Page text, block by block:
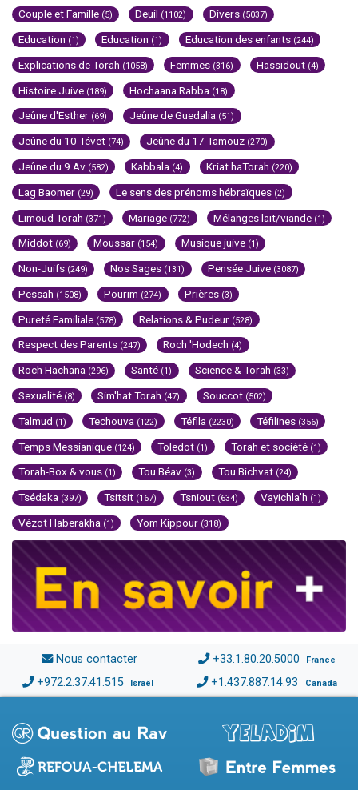
Couple et Famille (5) Deuil (1102) Divers (5037)
Education (1) Education (1) Education des enfants (244)
Explications de Torah (1058) Femmes (316) Hassidout (4)
Histoire Juive (189) Hochaana Rabba (18)
Jeûne d'Esther (69) Jeûne de Guedalia (51)
Jeûne du 10 Tévet (74) Jeûne du 17 Tamouz (270)
Jeûne du 9 Av (582) Kabbala (4) Kriat haTorah (220)
Lag Baomer (29) Le sens des prénoms hébraïques (2)
Limoud Torah (371) Mariage (772) Mélanges lait/viande (1)
Middot (69) Moussar (154) Musique juive (1)
Non-Juifs (249) Nos Sages (131) Pensée Juive (3087)
Pessah (1508) Pourim (274) Prières (3)
Pureté Familiale (578) Relations & Pudeur (528)
Respect des Parents (247) Roch 'Hodech (4)
Roch Hachana (296) Santé (1) Science & Torah (33)
Sexualité (8) Sim'hat Torah (47) Souccot (502)
Talmud (1) Techouva (122) Téfila (2230) Téfilines (356)
Temps Messianique (124) Toledot (1) Torah et société (1)
Torah-Box & vous (1) Tou Béav (3) Tou Bichvat (24)
Tsédaka (397) Tsitsit (167) Tsniout (634) Vayichla'h (1)
Vézot Haberakha (1) Yom Kippour (318)
Nous contacter +33.1.80.20.5000 France
+972.2.37.41.515 Israël +1.437.887.14.93 Canada